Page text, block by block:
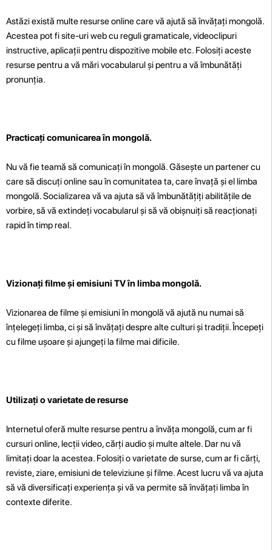
Astăzi există multe resurse online care vă ajută să învățați mongolă.
Acestea pot fi site-uri web cu reguli gramaticale, videoclipuri
instructive, aplicații pentru dispozitive mobile etc. Folosiți aceste
resurse pentru a vă mări vocabularul și pentru a vă îmbunătăți
pronunția.
Practicați comunicarea în mongolă.
Nu vă fie teamă să comunicați în mongolă. Găsește un partener cu
care să discuți online sau în comunitatea ta, care învață și el limba
mongolă. Socializarea vă va ajuta să vă îmbunătățiți abilitățile de
vorbire, să vă extindeți vocabularul și să vă obișnuiți să reacționați
rapid în timp real.
Vizionați filme și emisiuni TV în limba mongolă.
Vizionarea de filme și emisiuni în mongolă vă ajută nu numai să
înțelegeți limba, ci și să învățați despre alte culturi și tradiții. Începeți
cu filme ușoare și ajungeți la filme mai dificile.
Utilizați o varietate de resurse
Internetul oferă multe resurse pentru a învăța mongolă, cum ar fi
cursuri online, lecții video, cărți audio și multe altele. Dar nu vă
limitați doar la acestea. Folosiți o varietate de surse, cum ar fi cărți,
reviste, ziare, emisiuni de televiziune și filme. Acest lucru vă va ajuta
să vă diversificați experiența și vă va permite să învățați limba în
contexte diferite.